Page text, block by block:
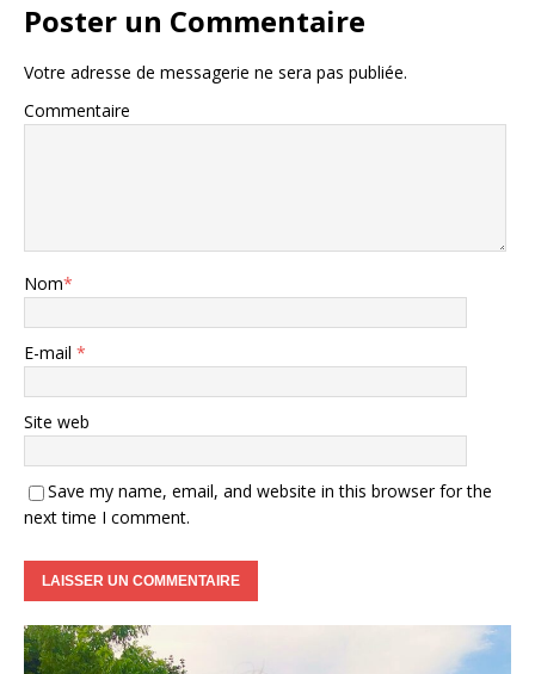
Poster un Commentaire
Votre adresse de messagerie ne sera pas publiée.
Commentaire
Nom*
E-mail *
Site web
Save my name, email, and website in this browser for the
next time I comment.